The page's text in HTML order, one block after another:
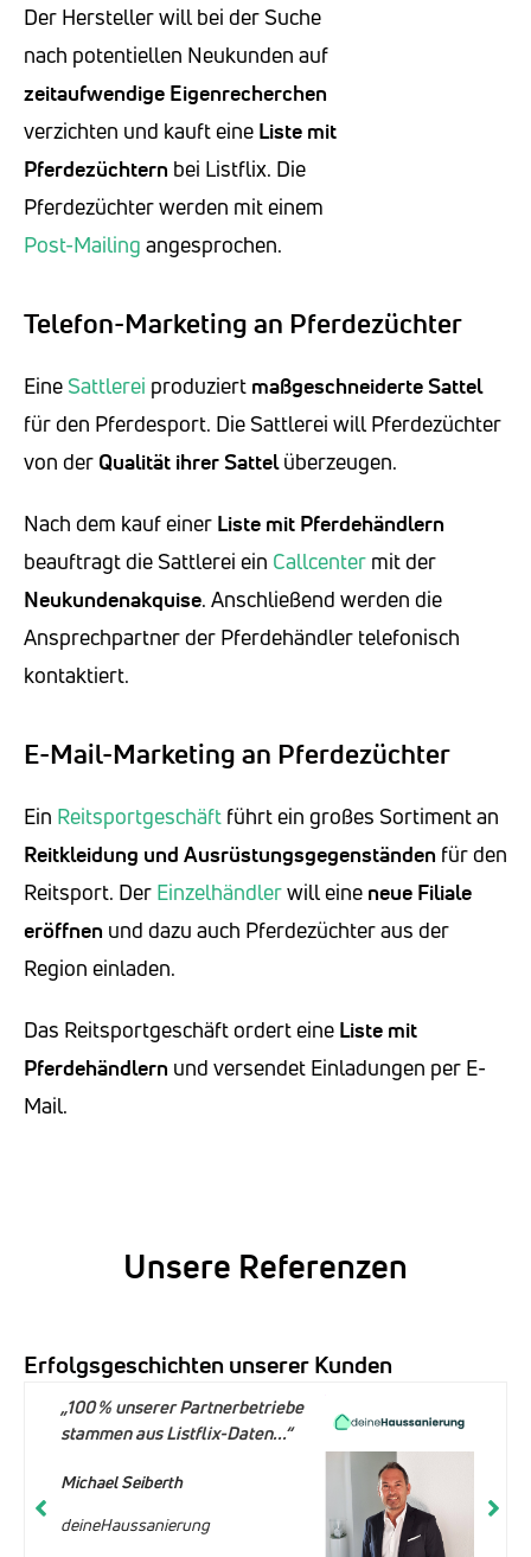
Der Hersteller will bei der Suche
nach potentiellen Neukunden auf
zeitaufwendige Eigenrecherchen
verzichten und kauft eine Liste mit
Pferdezüchtern bei Listflix. Die
Pferdezüchter werden mit einem
Post-Mailing angesprochen.
Telefon-Marketing an Pferdezüchter
Eine Sattlerei produziert maßgeschneiderte Sattel
für den Pferdesport. Die Sattlerei will Pferdezüchter
von der Qualität ihrer Sattelüberzeugen.
Nach dem kauf einer Liste mit Pferdehändlern
beauftragt die Sattlerei ein Callcenter mit der
Neukundenakquise. Anschließend werden die
Ansprechpartner der Pferdehändler telefonisch
kontaktiert.
E-Mail-Marketing an Pferdezüchter
Ein Reitsportgeschäft führt ein großes Sortiment an
Reitkleidung und Ausrüstungsgegenständen für den
Reitsport. Der Einzelhändlerwill eine neue Filiale
eröffnen und dazu auch Pferdezüchter aus der
Region einladen.
Das Reitsportgeschäft ordert eine Liste mit
Pferdehändlern und versendet Einladungen per E-
Mail.
Unsere Referenzen
Erfolgsgeschichten unserer Kunden
„100 % unserer Partnerbetriebe
stammen aus Listflix-Daten...“
Michael Seiberth
deineHaussanierung